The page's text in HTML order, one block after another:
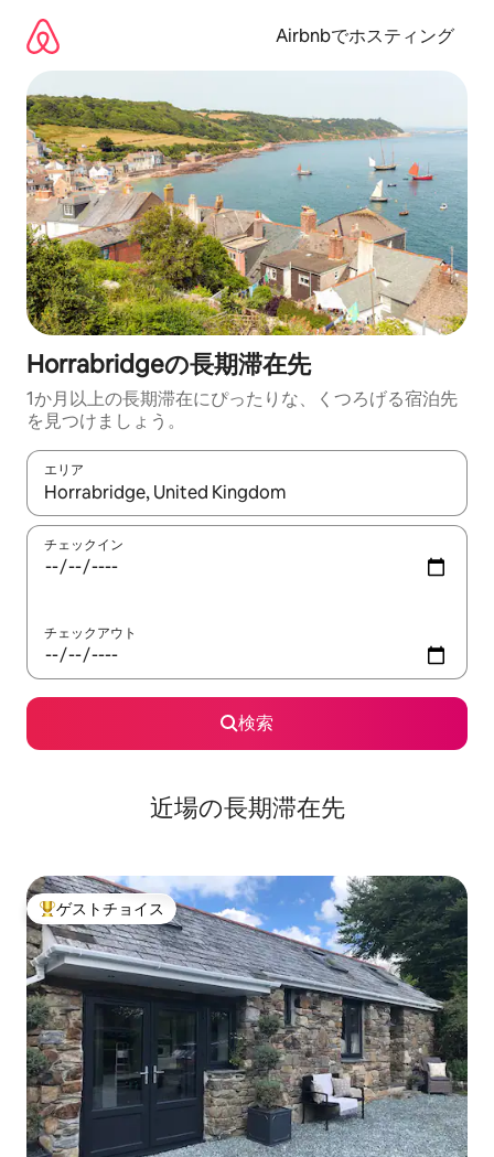
Airbnbでホスティング
Horrabridgeの長期滞在先
1か月以上の長期滞在にぴったりな、くつろげる宿泊先
を見つけましょう。
エリア
検索結果が表示されたら、上下の矢印キーを使って移動するか
チェックイン
チェックアウト
検索
近場の長期滞在先
大好評のゲストチョイスです。
ゲストチョイス